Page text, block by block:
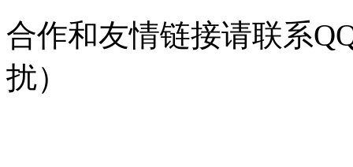
合作和友情链接请联系
扰）